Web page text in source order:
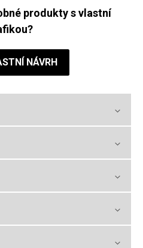
produkty s vlastní
NÁVRH